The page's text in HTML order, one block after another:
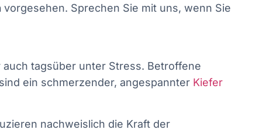
vorgesehen. Sprechen Sie mit uns, wenn Sie
tagsüber unter Stress. Betroffene
ein schmerzender, angespannter Kiefer
nachweislich die Kraft der